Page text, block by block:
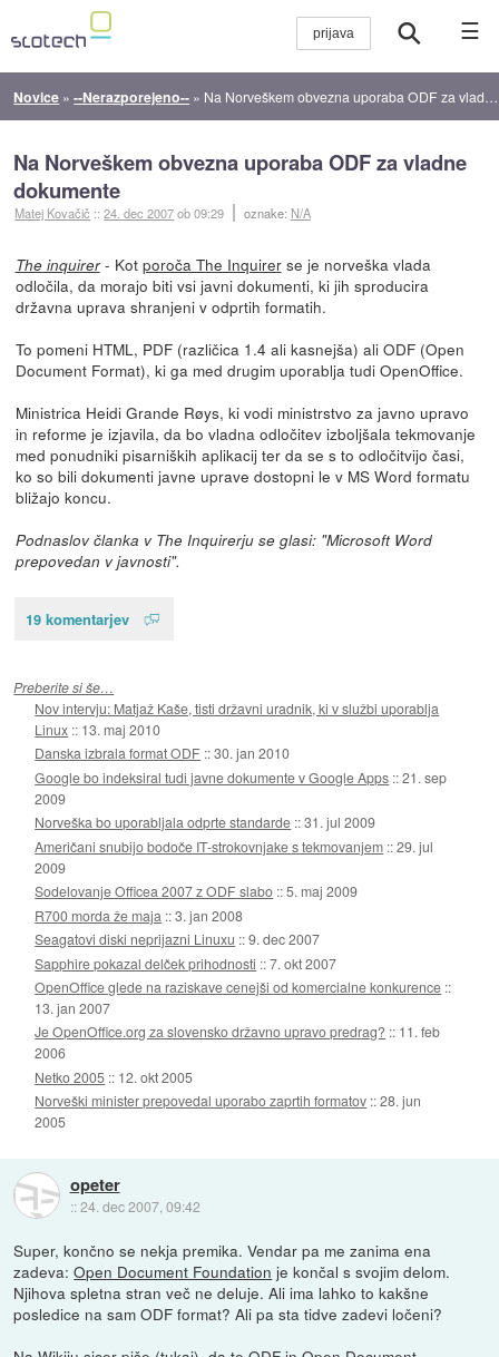
☰
Novice »--Nerazporejeno-- » Na Norveškem obvezna uporaba ODF za vladne dokumente
Na Norveškem obvezna uporaba ODF za vladne
dokumente
Matej Kovačič ::24. dec 2007ob 09:29 oznake: N/A
The inquirer- Kot poroča The Inquirerse je norveška vlada
odločila, da morajo biti vsi javni dokumenti, ki jih sproducira
državna uprava shranjeni v odprtih formatih.
To pomeni HTML, PDF (različica 1.4 ali kasnejša) ali ODF (Open
Document Format), ki ga med drugim uporablja tudi OpenOffice.
Ministrica Heidi Grande Røys, ki vodi ministrstvo za javno upravo
in reforme je izjavila, da bo vladna odločitev izboljšala tekmovanje
med ponudniki pisarniških aplikacij ter da se s to odločitvijo časi,
ko so bili dokumenti javne uprave dostopni le v MS Word formatu
bližajo koncu.
Podnaslov članka v The Inquirerju se glasi: "Microsoft Word
prepovedan v javnosti".
19 komentarjev
Preberite si še…
Nov intervju: Matjaž Kaše, tisti državni uradnik, ki v službi uporablja
Linux :: 13. maj 2010
Danska izbrala format ODF ::30. jan 2010
Google bo indeksiral tudi javne dokumente v Google Apps ::21. sep
2009
Norveška bo uporabljala odprte standarde ::31. jul 2009
Američani snubijo bodoče IT-strokovnjake s tekmovanjem ::29. jul
2009
Sodelovanje Officea 2007 z ODF slabo ::5. maj 2009
R700 morda že maja ::3. jan 2008
Seagatovi diski neprijazni Linuxu ::9. dec 2007
Sapphire pokazal delček prihodnosti ::7. okt 2007
OpenOffice glede na raziskave cenejši od komercialne konkurence ::
13. jan 2007
Je OpenOffice.org za slovensko državno upravo predrag? :: 11. feb
2006
Netko 2005 :: 12. okt 2005
Norveški minister prepovedal uporabo zaprtih formatov ::28. jun
2005
opeter
::24. dec 2007, 09:42
Super, končno se nekja premika. Vendar pa me zanima ena
zadeva:Open Document Foundation je končal s svojim delom.
Njihova spletna stran več ne deluje. Ali ima lahko to kakšne
posledice na sam ODF format? Ali pa sta tidve zadevi ločeni?